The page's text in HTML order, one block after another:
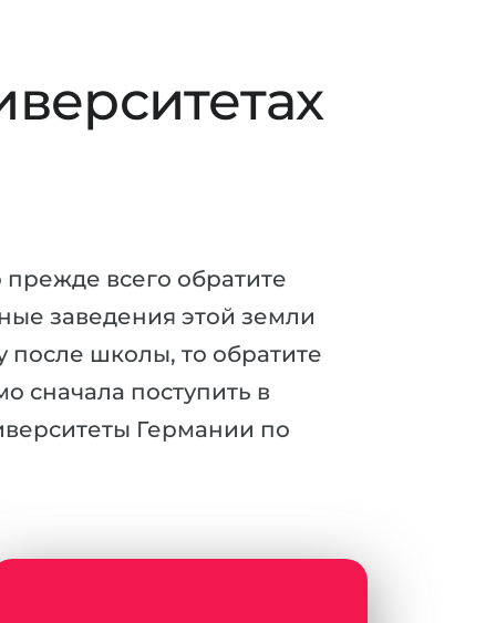
прежде всего обратите
заведения этой земли
после школы, то обратите
сначала поступить в
Германии по